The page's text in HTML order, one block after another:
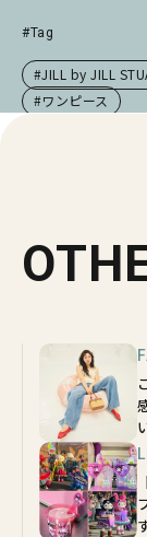
#Tag
#JILL by JILL
#ワンピース